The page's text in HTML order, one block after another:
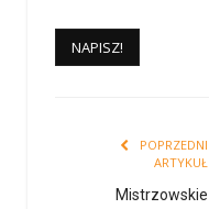
POPRZEDNI
ARTYKUŁ
Mistrzowskie